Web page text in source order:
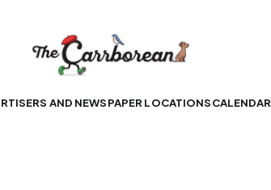
AND NEWSPAPER LOCATIONSCALENDAR